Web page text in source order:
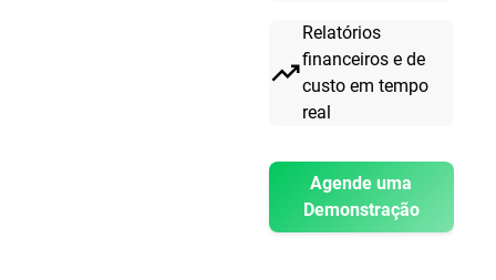
trending_up
Relatórios
financeiros e de
custo em tempo
real
Agende uma
Demonstração